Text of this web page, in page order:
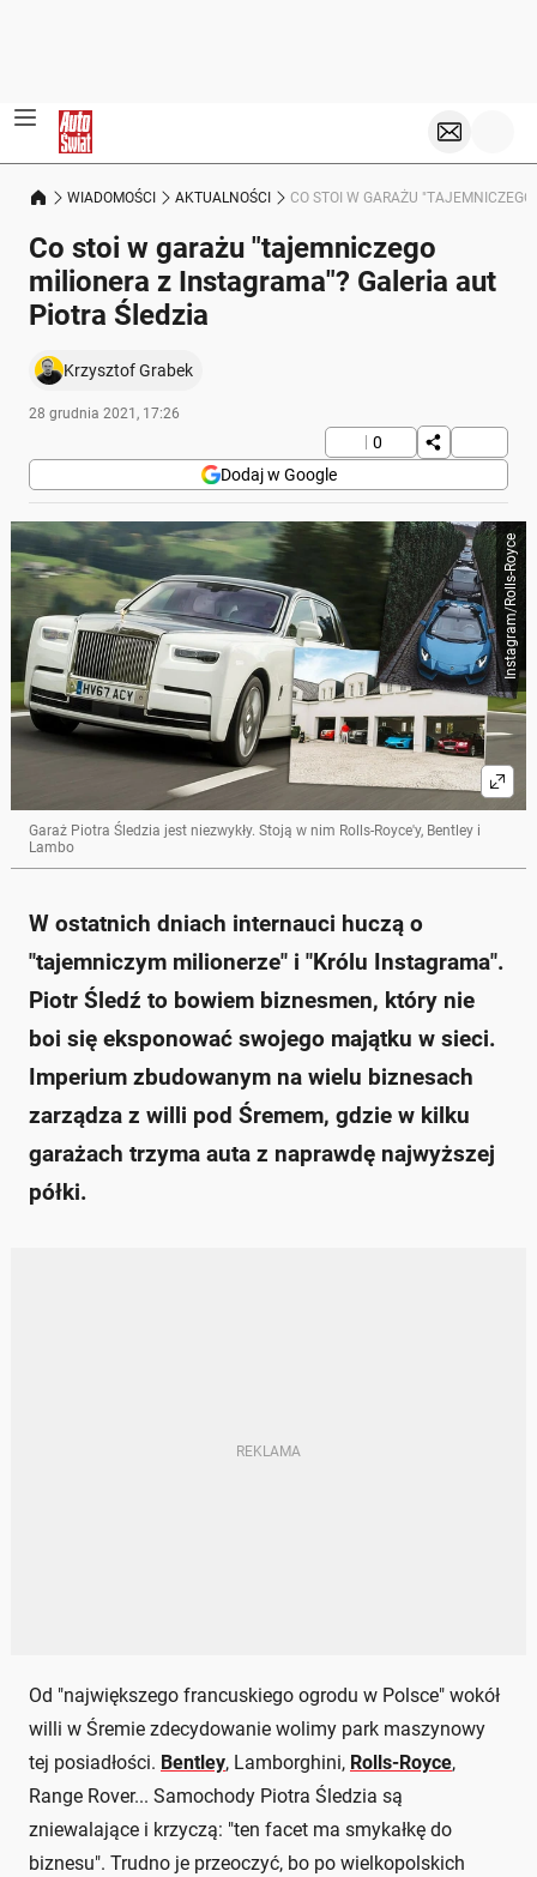
WIADOMOŚCI AKTUALNOŚCI CO STOI W GARAŻU
Co stoi w garażu "tajemniczego
milionera z Instagrama"? Galeria aut
Piotra Śledzia
Krzysztof Grabek
28 grudnia 2021, 17:26
0
Dodaj w Google
Instagram/Rolls-Royce
Garaż Piotra Śledzia jest niezwykły. Stoją w nim Rolls-Royce'y, Bentley i
Lambo
W ostatnich dniach internauci huczą o
"tajemniczym milionerze" i "Królu Instagrama".
Piotr Śledź to bowiem biznesmen, który nie
boi się eksponować swojego majątku w sieci.
Imperium zbudowanym na wielu biznesach
zarządza z willi pod Śremem, gdzie w kilku
garażach trzyma auta z naprawdę najwyższej
półki.
Od "największego francuskiego ogrodu w Polsce" wokół
willi w Śremie zdecydowanie wolimy park maszynowy
tej posiadłości. Bentley, Lamborghini, Rolls-Royce,
Range Rover... Samochody Piotra Śledzia są
zniewalające i krzyczą: "ten facet ma smykałkę do
biznesu". Trudno je przeoczyć, bo po wielkopolskich